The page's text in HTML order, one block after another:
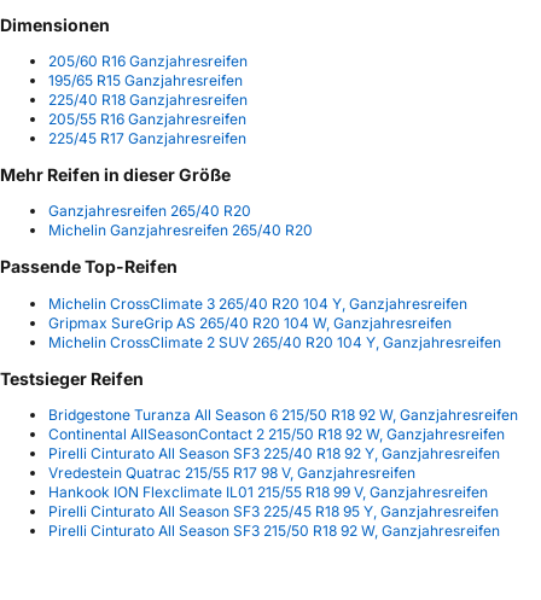
Dimensionen
205/60 R16 Ganzjahresreifen
195/65 R15 Ganzjahresreifen
225/40 R18 Ganzjahresreifen
205/55 R16 Ganzjahresreifen
225/45 R17 Ganzjahresreifen
Mehr Reifen in dieser Größe
Ganzjahresreifen 265/40 R20
Michelin Ganzjahresreifen 265/40 R20
Passende Top-Reifen
Michelin CrossClimate 3 265/40 R20 104 Y, Ganzjahresreifen
Gripmax SureGrip AS 265/40 R20 104 W, Ganzjahresreifen
Michelin CrossClimate 2 SUV 265/40 R20 104 Y, Ganzjahresreifen
Testsieger Reifen
Bridgestone Turanza All Season 6 215/50 R18 92 W, Ganzjahresreifen
Continental AllSeasonContact 2 215/50 R18 92 W, Ganzjahresreifen
Pirelli Cinturato All Season SF3 225/40 R18 92 Y, Ganzjahresreifen
Vredestein Quatrac 215/55 R17 98 V, Ganzjahresreifen
Hankook ION Flexclimate IL01 215/55 R18 99 V, Ganzjahresreifen
Pirelli Cinturato All Season SF3 225/45 R18 95 Y, Ganzjahresreifen
Pirelli Cinturato All Season SF3 215/50 R18 92 W, Ganzjahresreifen